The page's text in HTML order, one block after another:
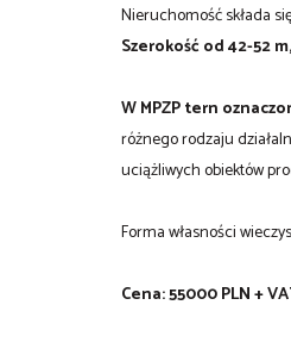
Nieruchomość składa
Szerokość od 42-52 m,
W MPZP tern
różnego rodzaju
uciążliwych obiektów
Forma własności
Cena: 55000 PLN +